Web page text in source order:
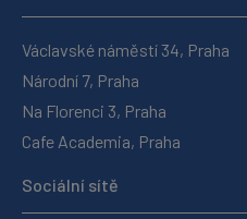
Václavské náměstí 34, Praha
Národní 7, Praha
Na Florenci 3, Praha
Cafe Academia, Praha
Sociální sítě